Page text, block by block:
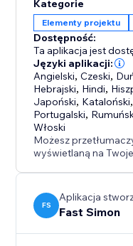
Kategorie
Elementy projektu
Dostępność:
Ta aplikacja jest
Języki aplikacji:
Angielski,Czeski,
Hebrajski, Hindi,
Japoński, Kataloński,
Portugalski,
Włoski
Możesz
wyświetlaną na
FS
Aplikacja
Fast Simon